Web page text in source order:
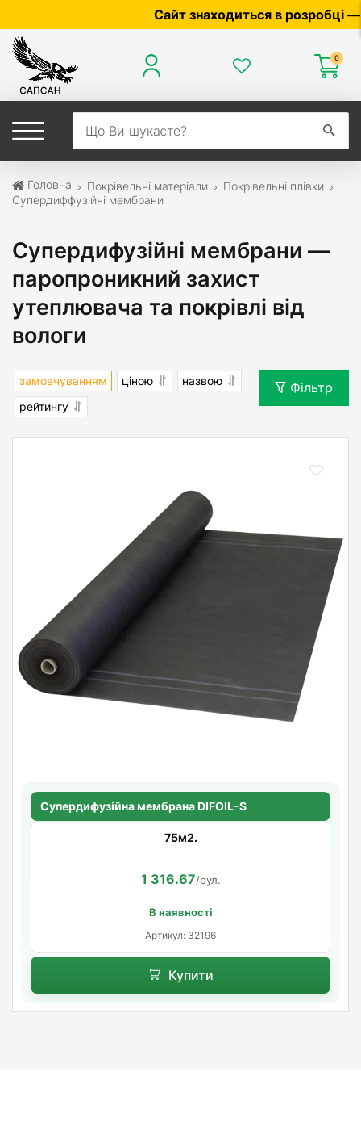
Сайт знаходиться в розробці — по
0
Головна Покрівельні матеріали
Покрівельні плівки
Супердиффузійні мембрани
Супердифузійні мембрани —
паропроникний захист
утеплювача та покрівлі від
вологи
замовчуванням ціною
назвою
рейтингу
Фільтр
Супердифузійна мембрана DIFOIL-S
75м2.
1 316.67/рул.
В наявності
Артикул: 32196
Купити